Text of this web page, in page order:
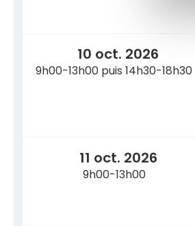
10 oct. 2026
9h00-13h00 puis 14h30-18h30
11 oct. 2026
9h00-13h00